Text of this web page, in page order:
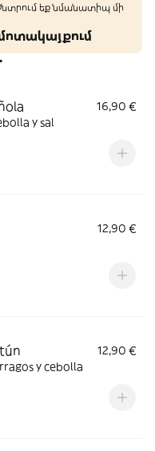
եք նմանատիպ մի
16,90 €
y sal
12,90 €
12,90 €
y cebolla